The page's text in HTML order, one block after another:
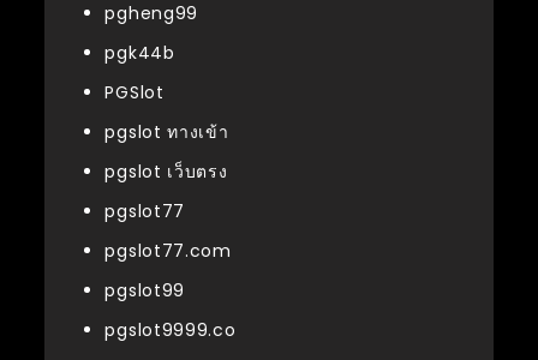
pgheng99
pgk44b
PGSlot
pgslot ทางเข้า
pgslot เว็บตรง
pgslot77
pgslot77.com
pgslot99
pgslot9999.co